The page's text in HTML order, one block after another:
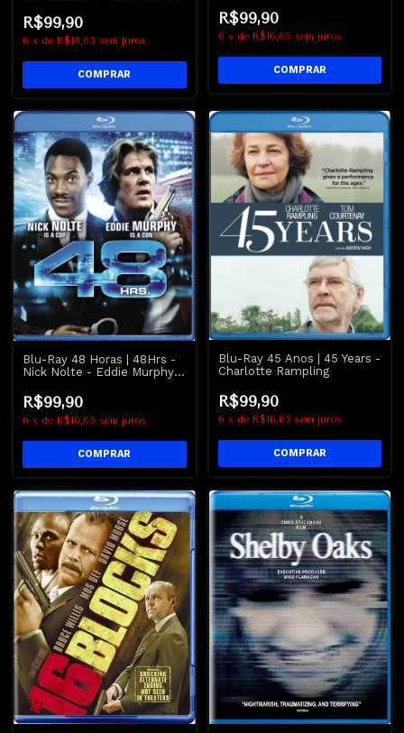
R$99,90
6 x de R$16,65 sem juros
R$99,90
6 x de R$16,65 sem juros
Blu-Ray 48 Horas | 48Hrs -
Nick Nolte - Eddie Murphy -
R$99,90
6 x de R$16,65 sem juros
Blu-Ray 45 Anos | 45 Years -
Charlotte Rampling
R$99,90
6 x de R$16,65 sem juros